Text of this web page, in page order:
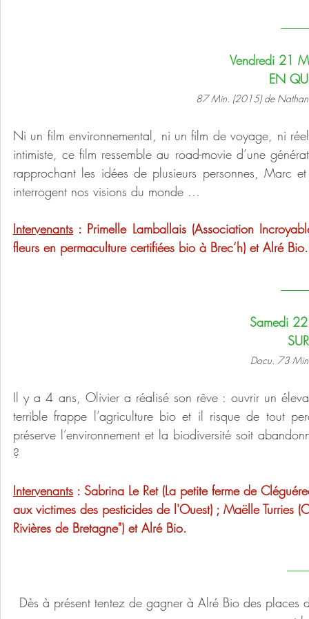
Vendredi 21
EN
87 Min. (2015) de
Ni un film environnemental, ni un film de voyage, ni
intimiste, ce film ressemble au road-movie d’une
rapprochant les idées de plusieurs personnes, Marc
interrogent nos visions du monde …
Intervenants : Primelle Lamballais (Association
fleurs en permaculture certifiées bio à Brec’h) et Alré Bio.
Samedi
Docu. 73
Il y a 4 ans, Olivier a réalisé son rêve : ouvrir un
terrible frappe l’agriculture bio et il risque de tout
préserve l’environnement et la biodiversité soit
?
Intervenants : Sabrina Le Ret (La petite ferme de
aux victimes des pesticides de l'Ouest) ; Maëlle Turries
Rivières de Bretagne") et Alré Bio.
Dès à présent tentez de gagner à Alré Bio des